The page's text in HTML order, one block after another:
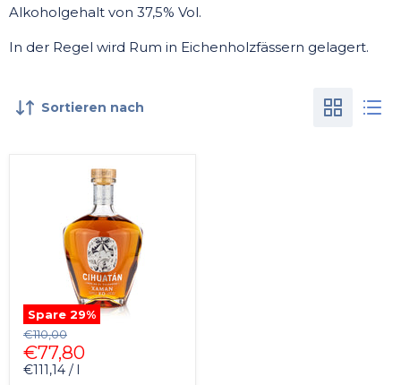
Alkoholgehalt von 37,5% Vol.
In der Regel wird Rum in Eichenholzfässern gelagert.
Sortieren nach
Spare 29%
Original
Preis
€110,00
Aktueller
Preis
€77,80
€111,14 / l